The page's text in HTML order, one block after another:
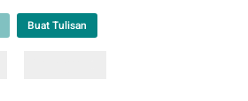
Buat Tulisan